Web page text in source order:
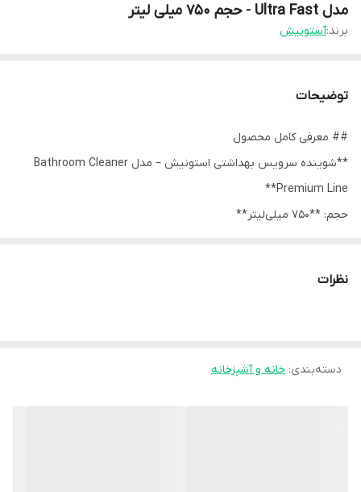
مدل Ultra Fast - حجم 750 میلی لیتر
برند:آستونیش
توضیحات
## معرفی کامل محصول
**شوینده سرویس بهداشتی استونیش – مدل Bathroom Cleaner
Premium Line**
حجم: **750 میلی‌لیتر**
پرفروش و شناخته‌شده برای تمیز کردن انواع سطوح در حمام و سرویس
رسوبات، کپک و آلودگی‌های مقاوم** را در مدت بسیار کوتاه از بین ببرد.
نظرات
دسته‌بندی: خانه و آشپزخانه